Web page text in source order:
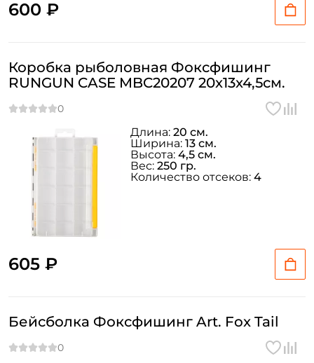
600 ₽
Коробка рыболовная Фоксфишинг
RUNGUN CASE MBC20207 20x13x4,5см.
605 ₽
Длина: 20 см.
Ширина: 13 см.
Высота: 4,5 см.
Вес: 250 гр.
Количество отсеков: 4
Бейсболка Фоксфишинг Art. Fox Tail